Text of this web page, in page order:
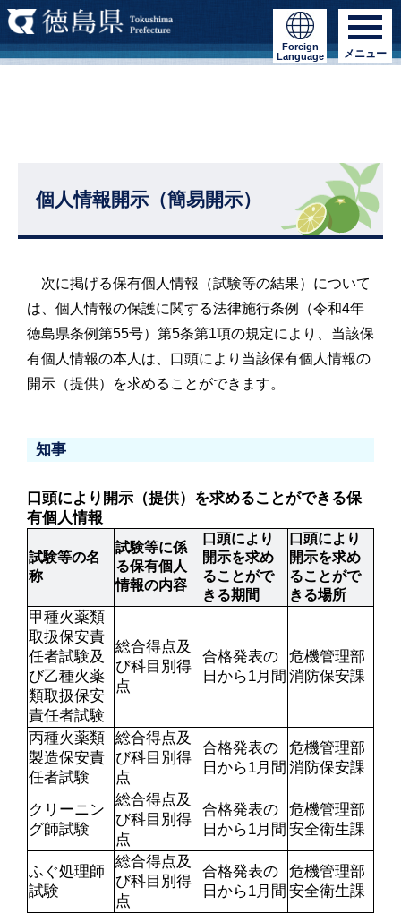
Foreign
Language
メニュー
個人情報開示（簡易開示）
次に掲げる保有個人情報（試験等の結果）について
は、個人情報の保護に関する法律施行条例（令和4年
徳島県条例第55号）第5条第1項の規定により、当該保
有個人情報の本人は、口頭により当該保有個人情報の
開示（提供）を求めることができます。
知事
口頭により開示（提供）を求めることができる保
有個人情報
試験等の名
称
試験等に係
る保有個人
情報の内容
口頭により
開示を求め
ることがで
きる期間
口頭により
開示を求め
ることがで
きる場所
甲種火薬類
取扱保安責
任者試験及
び乙種火薬
類取扱保安
責任者試験
総合得点及
び科目別得
点
合格発表の
日から1月間
危機管理部
消防保安課
丙種火薬類
製造保安責
任者試験
総合得点及
び科目別得
点
合格発表の
日から1月間
危機管理部
消防保安課
クリーニン
グ師試験
総合得点及
び科目別得
点
合格発表の
日から1月間
危機管理部
安全衛生課
ふぐ処理師
試験
総合得点及
び科目別得
点
合格発表の
日から1月間
危機管理部
安全衛生課